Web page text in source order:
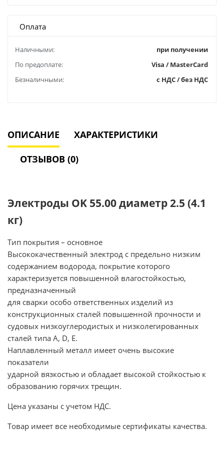
Оплата
Наличными:
при получении
По предоплате:
Visa / MasterCard
Безналичными:
с НДС / без НДС
ОПИСАНИЕ ХАРАКТЕРИСТИКИ
ОТЗЫВОВ (0)
Электроды OK 55.00 диаметр 2.5 (4.1
кг)
Тип покрытия – основное
Высококачественный электрод c предельно низким
содержанием водорода, покрытие которого
характеризуется повышенной влагостойкостью,
предназначенный
для сварки особо ответственных изделий из
конструкционных сталей повышенной прочности и
судовых низкоуглеродистых и низколегированных
сталей типа A, D, E.
Наплавленный металл имеет очень высокие
показатели
ударной вязкостью и обладает высокой стойкостью к
образованию горячих трещин.
Цена указаны с учетом НДС.
Товар имеет все необходимые сертификаты качества.